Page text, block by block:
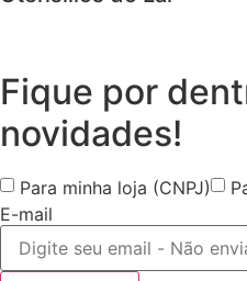
Fique por
novidades!
Para minha loja (CNPJ)
E-mail